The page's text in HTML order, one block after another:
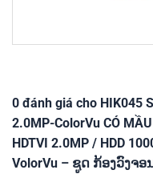
0 đánh giá cho HIK045
2.0MP-ColorVu CÓ
HDTVI 2.0MP / HDD
VolorVu – ຊູດ ກ້ອງວົງຈອ